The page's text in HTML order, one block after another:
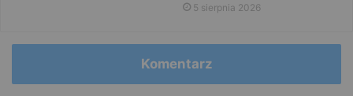
5 sierpnia 2026
Komentarz